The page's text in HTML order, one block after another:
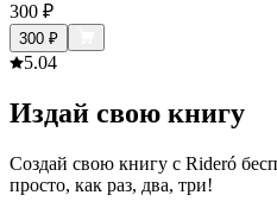
300 ₽
300 ₽
5.04
Издай свою книгу
Создай свою книгу с Rideró
просто, как раз, два, три!